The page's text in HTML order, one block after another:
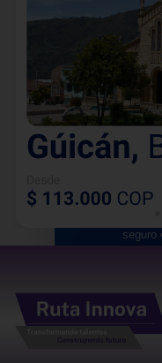
Fecha de
📆
🚍
Libertadores
seguro